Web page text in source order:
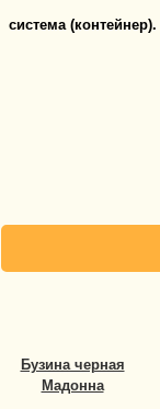
система (контейнер).
Бузина черная
Мадонна